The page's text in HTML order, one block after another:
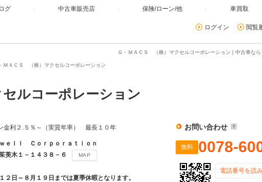
グ 中古車販売店 保険/ローン/他 車買取
ログイン 閲覧
Ｇ－ＭＡＣＳ （株）マクセルコーポレーション | 中古車なら
ＭＡＣＳ （株）マクセルコーポレーション
ルコーポレーション
利２.５％～（実質年率） 最長１０年
ｅｌｌ Ｃｏｒｐｏｒａｔｉｏｎ
萸木１－１４３８－６ MAP
日～８月１９日までは夏季休暇となります。
お問い合わせ
無料 0078-
電話番号を読